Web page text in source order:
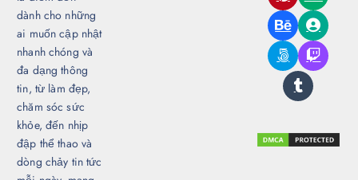
i
v
i
ế
dành cho những
ai muốn cập nhật
nhanh chóng và
đa dạng thông
tin, từ làm đẹp,
chăm sóc sức
khỏe, đến nhịp
đập thể thao và
dòng chảy tin tức